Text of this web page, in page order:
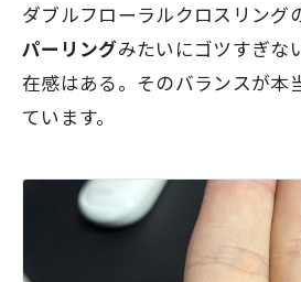
ダブルフローラルクロスリング
パーリングみたいにゴツすぎな
在感はある。そのバランスが本
ています。